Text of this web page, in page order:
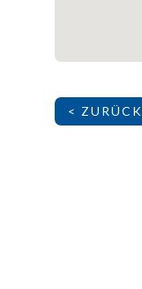
< ZURÜCK